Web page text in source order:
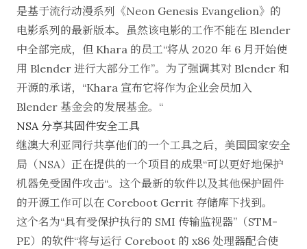
是基于流行动漫系列《Neon Genesis Evangelion》的
电影系列的最新版本。虽然该电影的工作不能在 Blender
中全部完成，但 Khara 的员工“将从 2020 年 6 月开始使
用 Blender 进行大部分工作”。为了强调其对 Blender 和
开源的承诺，“Khara 宣布它将作为企业会员加入
Blender 基金会的发展基金。“
NSA 分享其固件安全工具
继澳大利亚同行共享他们的一个工具之后，美国国家安全
局（NSA）正在提供的一个项目的成果“可以更好地保护
机器免受固件攻击“。这个最新的软件以及其他保护固件
的开源工作可以在 Coreboot Gerrit 存储库下找到。
这个名为“具有受保护执行的 SMI 传输监视器”（STM-
PE）的软件“将与运行 Coreboot 的 x86 处理器配合使